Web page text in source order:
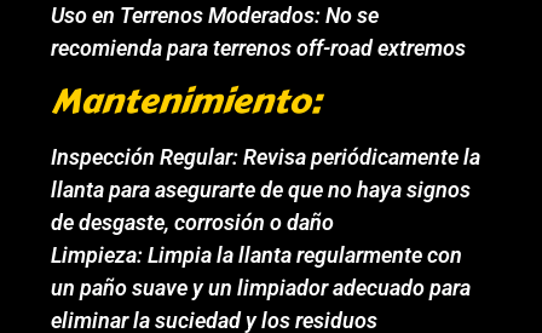
Uso en Terrenos Moderados: No se
recomienda para terrenos off-road extremos
Mantenimiento:
Inspección Regular: Revisa periódicamente la
llanta para asegurarte de que no haya signos
de desgaste, corrosión o daño
Limpieza: Limpia la llanta regularmente con
un paño suave y un limpiador adecuado para
eliminar la suciedad y los residuos